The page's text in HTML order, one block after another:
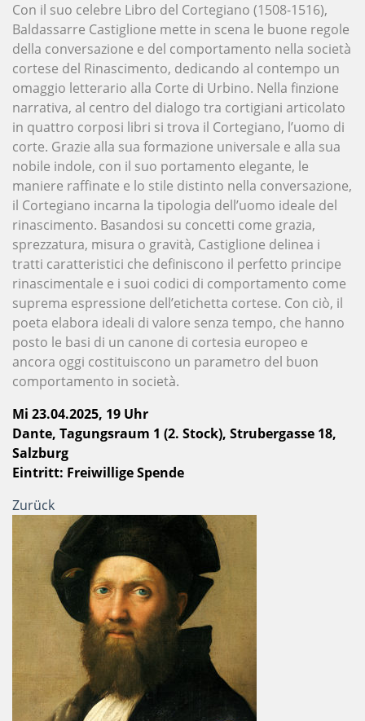
Con il suo celebre Libro del Cortegiano (1508-1516),
Baldassarre Castiglione mette in scena le buone regole
della conversazione e del comportamento nella società
cortese del Rinascimento, dedicando al contempo un
omaggio letterario alla Corte di Urbino. Nella finzione
narrativa, al centro del dialogo tra cortigiani articolato
in quattro corposi libri si trova il Cortegiano, l’uomo di
corte. Grazie alla sua formazione universale e alla sua
nobile indole, con il suo portamento elegante, le
maniere raffinate e lo stile distinto nella conversazione,
il Cortegiano incarna la tipologia dell’uomo ideale del
rinascimento. Basandosi su concetti come grazia,
sprezzatura, misura o gravità, Castiglione delinea i
tratti caratteristici che definiscono il perfetto principe
rinascimentale e i suoi codici di comportamento come
suprema espressione dell’etichetta cortese. Con ciò, il
poeta elabora ideali di valore senza tempo, che hanno
posto le basi di un canone di cortesia europeo e
ancora oggi costituiscono un parametro del buon
comportamento in società.
Mi 23.04.2025, 19 Uhr
Dante, Tagungsraum 1 (2. Stock), Strubergasse 18,
Salzburg
Eintritt: Freiwillige Spende
Zurück